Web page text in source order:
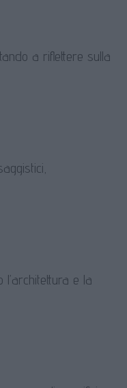
a riflettere sulla
e la